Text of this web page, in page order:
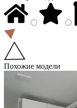
Похожие модели